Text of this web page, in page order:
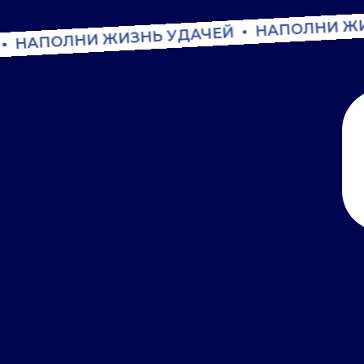
НАПОЛНИ ЖИЗНЬ УДАЧЕЙ НАПОЛНИ